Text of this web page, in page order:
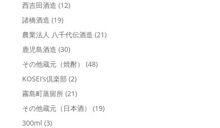
西吉田酒造 (12)
諸橋酒造 (19)
農業法人 八千代伝酒造 (21)
鹿児島酒造 (30)
その他蔵元（焼酎）
(48)
KOSEI’s倶楽部 (2)
霧島町蒸留所 (21)
その他蔵元（日本酒）
(19)
300ml (3)